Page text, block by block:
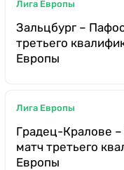
Лига Европы
Зальцбург –
третьего
Европы
Лига Европы
Градец-Кралове
матч третьего
Европы